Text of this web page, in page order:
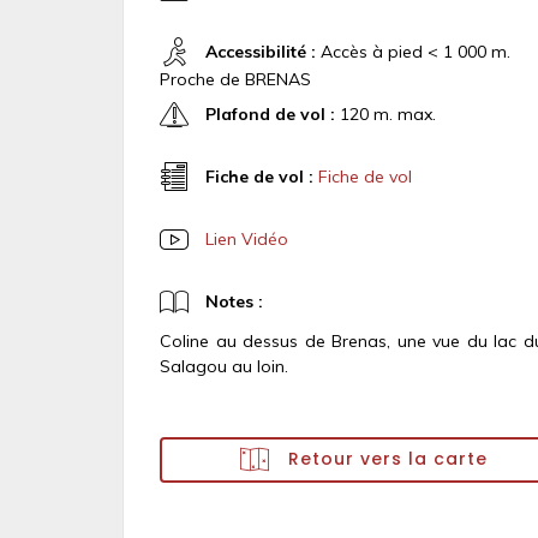
Accessibilité : Accès à pied < 1 000 m.
Proche de BRENAS
Plafond de vol : 120 m. max.
Fiche de vol : Fiche de vol
Lien Vidéo
Notes :
Coline au dessus de Brenas, une vue du lac
Salagou au loin.
Retour vers la carte